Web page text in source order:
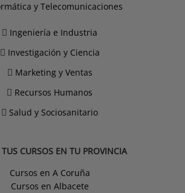
y Telecomunicaciones
Ingeniería e Industria
Investigación y Ciencia
Marketing y Ventas
Recursos Humanos
Salud y Sociosanitario
TUS CURSOS EN TU PROVINCIA
Cursos en A Coruña
Cursos en Albacete